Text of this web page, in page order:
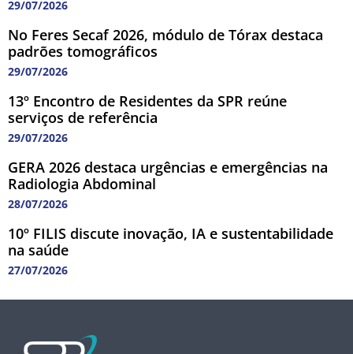
29/07/2026
No Feres Secaf 2026, módulo de Tórax destaca
padrões tomográficos
29/07/2026
13º Encontro de Residentes da SPR reúne
serviços de referência
29/07/2026
GERA 2026 destaca urgências e emergências na
Radiologia Abdominal
28/07/2026
10º FILIS discute inovação, IA e sustentabilidade
na saúde
27/07/2026